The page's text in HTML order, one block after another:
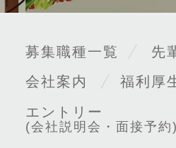
募集職種一覧
先
会社案内
福利厚
エントリー
(会社説明会・面接予約)